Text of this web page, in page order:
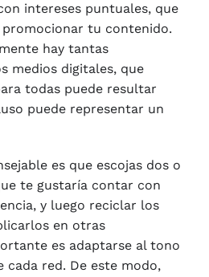
intereses puntuales, que
tu contenido.
hay tantas
medios digitales, que
todas puede resultar
puede representar un
es que escojas dos o
te gustaría contar con
y luego reciclar los
en otras
es adaptarse al tono
cada red. De este modo,